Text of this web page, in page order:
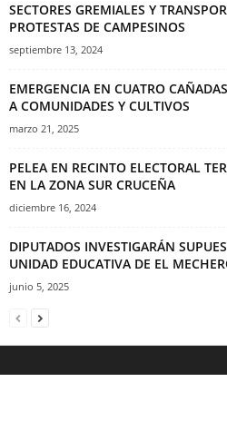
SECTORES GREMIALES Y
PROTESTAS DE CAMPESINOS
septiembre 13, 2024
EMERGENCIA EN CUATRO
A COMUNIDADES Y CULTIVOS
marzo 21, 2025
PELEA EN RECINTO ELECTORAL
EN LA ZONA SUR CRUCEÑA
diciembre 16, 2024
DIPUTADOS INVESTIGARÁN
UNIDAD EDUCATIVA DE EL
junio 5, 2025